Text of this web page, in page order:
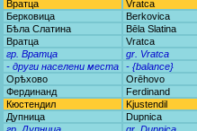
Вратца
Vratca
Берковица
Berkovica
Бѣла Слатина
Bēla Slatina
Вратца
Vratca
гр. Вратца
gr. Vratca
- други населени места
- {balance}
Орѣхово
Orēhovo
Фердинанд
Ferdinand
Кюстендил
Kjustendil
Дупница
Dupnica